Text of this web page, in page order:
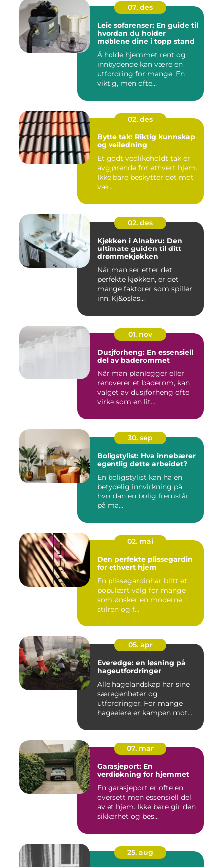
07. des
Leie sofarenser: En guide til
hvordan du holder
møblene dine i topp stand
Å holde hjemmet rent og
innbydende kan være en
utfordring for mange. En
viktig, men ofte...
02. des
Bytte tak: Riktig kunnskap
og veiledning
Et godt vedlikeholdt tak er
avgjørende for ethvert hjem.
Ikke bare beskytter det mot
væ...
02. des
Kjøkken i Alnabru: Den
ultimate guiden til ditt
drømmekjøkken
Når man ser etter det
perfekte kjøkken, er det
mange faktorer som spiller
inn. Kj&oslas...
01. nov
Dusjforheng: En essensiell
del av baderommet
Når man planlegger eller
renoverer et baderom, kan
valget av dusjforheng ofte
virke som en lit...
30. sep
Boligstylist: Hva innebærer
egentlig dette arbeidet?
En boligstylist kan ha en
betydelig innvirkning på
hvordan en bolig fremstår
på ma...
02. mai
Den perfekte plissegardin
for ethvert hjem
En plissegardinhar blitt et
populært valg for mange
som ønsker en moderne,
stilren og f...
05. apr
Everedge: en løsning på
hageutfordringer
Alle hagelandskap har sine
særegenheter og
utfordringer. For mange
hageeiere er kampen mot
07. mar
Garasjeport: En
verdiøkning for hjemmet
En garasjeport er ofte en
oversett men essensiell del
av et hjem. Ikke bare gir den
sikkerhet og bes...
25. aug